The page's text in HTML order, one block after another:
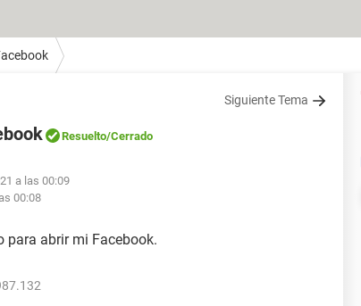
Siguiente Tema
Resuelto/Cerrado
a las 00:09
00:08
para abrir mi Facebook.